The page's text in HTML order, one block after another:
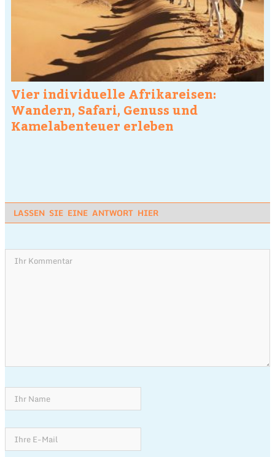
Vier individuelle Afrikareisen:
Wandern, Safari, Genuss und
Kamelabenteuer erleben
LASSEN SIE EINE ANTWORT HIER